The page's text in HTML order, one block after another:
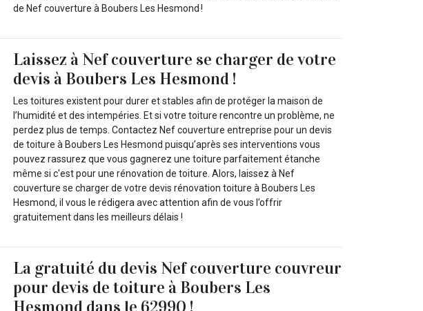
de Nef couverture à Boubers Les Hesmond !
Laissez à Nef couverture se charger de votre
devis à Boubers Les Hesmond !
Les toitures existent pour durer et stables afin de protéger la maison de
l’humidité et des intempéries. Et si votre toiture rencontre un problème, ne
perdez plus de temps. Contactez Nef couverture entreprise pour un devis
de toiture à Boubers Les Hesmond puisqu’après ses interventions vous
pouvez rassurez que vous gagnerez une toiture parfaitement étanche
même si c'est pour une rénovation de toiture. Alors, laissez à Nef
couverture se charger de votre devis rénovation toiture à Boubers Les
Hesmond, il vous le rédigera avec attention afin de vous l’offrir
gratuitement dans les meilleurs délais !
La gratuité du devis Nef couverture couvreur
pour devis de toiture à Boubers Les
Hesmond dans le 62990 !